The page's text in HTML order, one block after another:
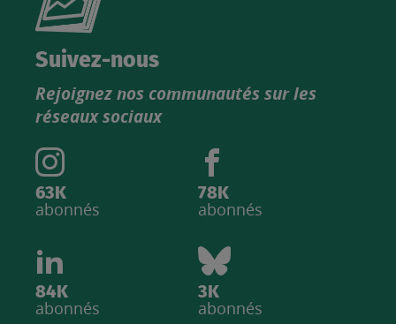
catalogue
Suivez-nous
Rejoignez nos communautés sur les
réseaux sociaux
63K
abonnés
78K
abonnés
84K
abonnés
3K
abonnés